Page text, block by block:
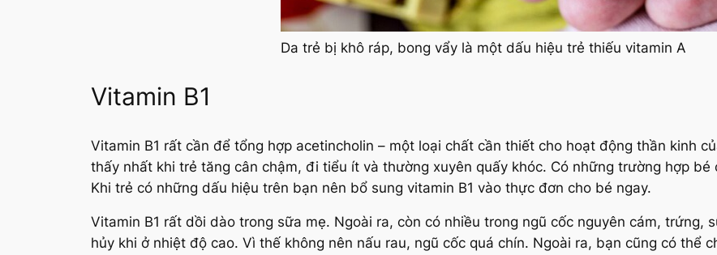
Da trẻ bị khô ráp, bong vẩy là một dấu hiệu trẻ thiếu vitamin A
Vitamin B1
Vitamin B1 rất cần để tổng hợp acetincholin – một loại chất cần thiết cho hoạt động thần kinh
thấy nhất khi trẻ tăng cân chậm, đi tiểu ít và thường xuyên quấy khóc. Có những trường hợp
Khi trẻ có những dấu hiệu trên bạn nên bổ sung vitamin B1 vào thực đơn cho bé ngay.
Vitamin B1 rất dồi dào trong sữa mẹ. Ngoài ra, còn có nhiều trong ngũ cốc nguyên cám, trứng,
hủy khi ở nhiệt độ cao. Vì thế không nên nấu rau, ngũ cốc quá chín. Ngoài ra, bạn cũng có thể